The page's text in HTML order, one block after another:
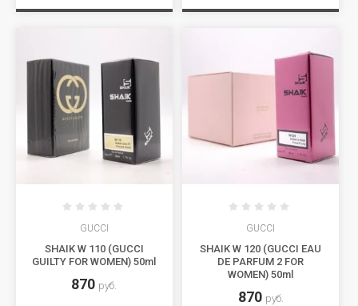
GUCCI
SHAIK W 110 (GUCCI
GUILTY FOR WOMEN) 50ml
870 руб.
GUCCI
SHAIK W 120 (GUCCI EAU
DE PARFUM 2 FOR
WOMEN) 50ml
870 руб.